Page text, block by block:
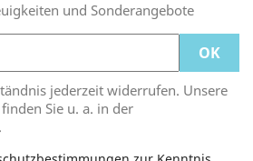
und Sonderangebote
jederzeit widerrufen. Unsere
Sie u. a. in der